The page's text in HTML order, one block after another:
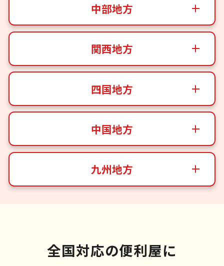
中部地方
関西地方
四国地方
中国地方
九州地方
全国対応の便利屋に